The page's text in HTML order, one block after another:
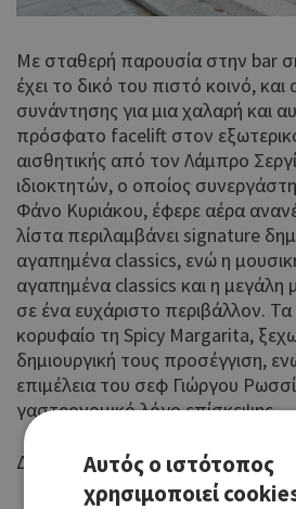
Με σταθερή παρουσία στην bar
έχει το δικό του πιστό κοινό, και
συνάντησης για μια χαλαρή και
πρόσφατο facelift στον
αισθητικής από τον Λάμπρο
ιδιοκτητών, ο οποίος
Φάνο Κυριάκου, έφερε αέρα
λίστα περιλαμβάνει signature
αγαπημένα classics, ενώ η
αγαπημένα classics και η
σε ένα ευχάριστο περιβάλλον.
κορυφαίο τη Spicy Margarita,
δημιουργική τους προσέγγιση,
επιμέλεια του σεφ Γιώργου
γαστρονομικό λόγο επίσκεψης.
Δευ-Πεμ & Κυρ 17.30-00.00, Παρ-
Αυτός ο ιστότοπος
χρησιμοποιεί